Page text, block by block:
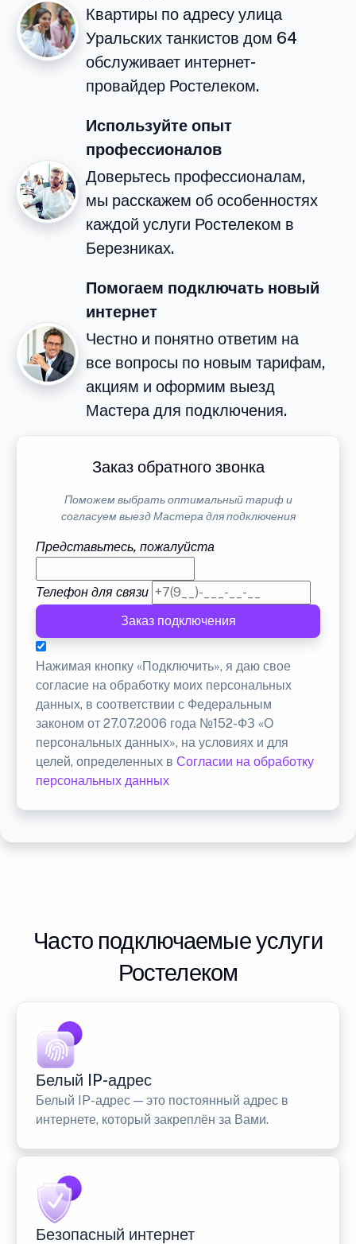
Квартиры по адресу улица
Уральских танкистов дом 64
обслуживает интернет-
провайдер Ростелеком.
Используйте опыт
профессионалов
Доверьтесь профессионалам,
мы расскажем об особенностях
каждой услуги Ростелеком в
Березниках.
Помогаем подключать новый
интернет
Честно и понятно ответим на
все вопросы по новым тарифам,
акциям и оформим выезд
Мастера для подключения.
Заказ обратного звонка
Поможем выбрать оптимальный тариф и
согласуем выезд Мастера для подключения
Представьтесь, пожалуйста
Телефон для связи
Заказ подключения
Нажимая кнопку «Подключить», я даю свое
согласие на обработку моих персональных
данных, в соответствии с Федеральным
законом от 27.07.2006 года №152-ФЗ «О
персональных данных», на условиях и для
целей, определенных в Согласии на обработку
персональных данных
Часто подключаемые услуги
Ростелеком
Белый IP-адрес
Белый IP-адрес — это постоянный адрес в
интернете, который закреплён за Вами.
Безопасный интернет